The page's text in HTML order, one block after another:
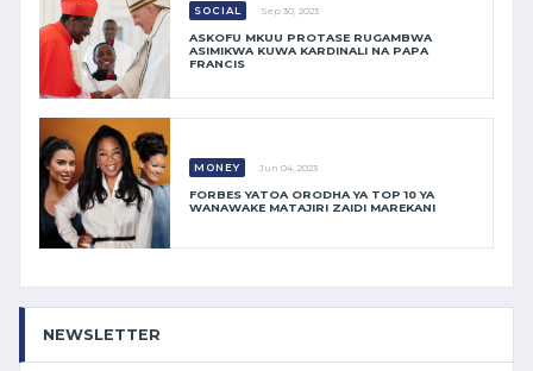
SOCIAL Sep 30, 2023
ASKOFU MKUU PROTASE RUGAMBWA
ASIMIKWA KUWA KARDINALI NA PAPA
FRANCIS
MONEY Jun 04, 2023
FORBES YATOA ORODHA YA TOP 10 YA
WANAWAKE MATAJIRI ZAIDI MAREKANI
NEWSLETTER